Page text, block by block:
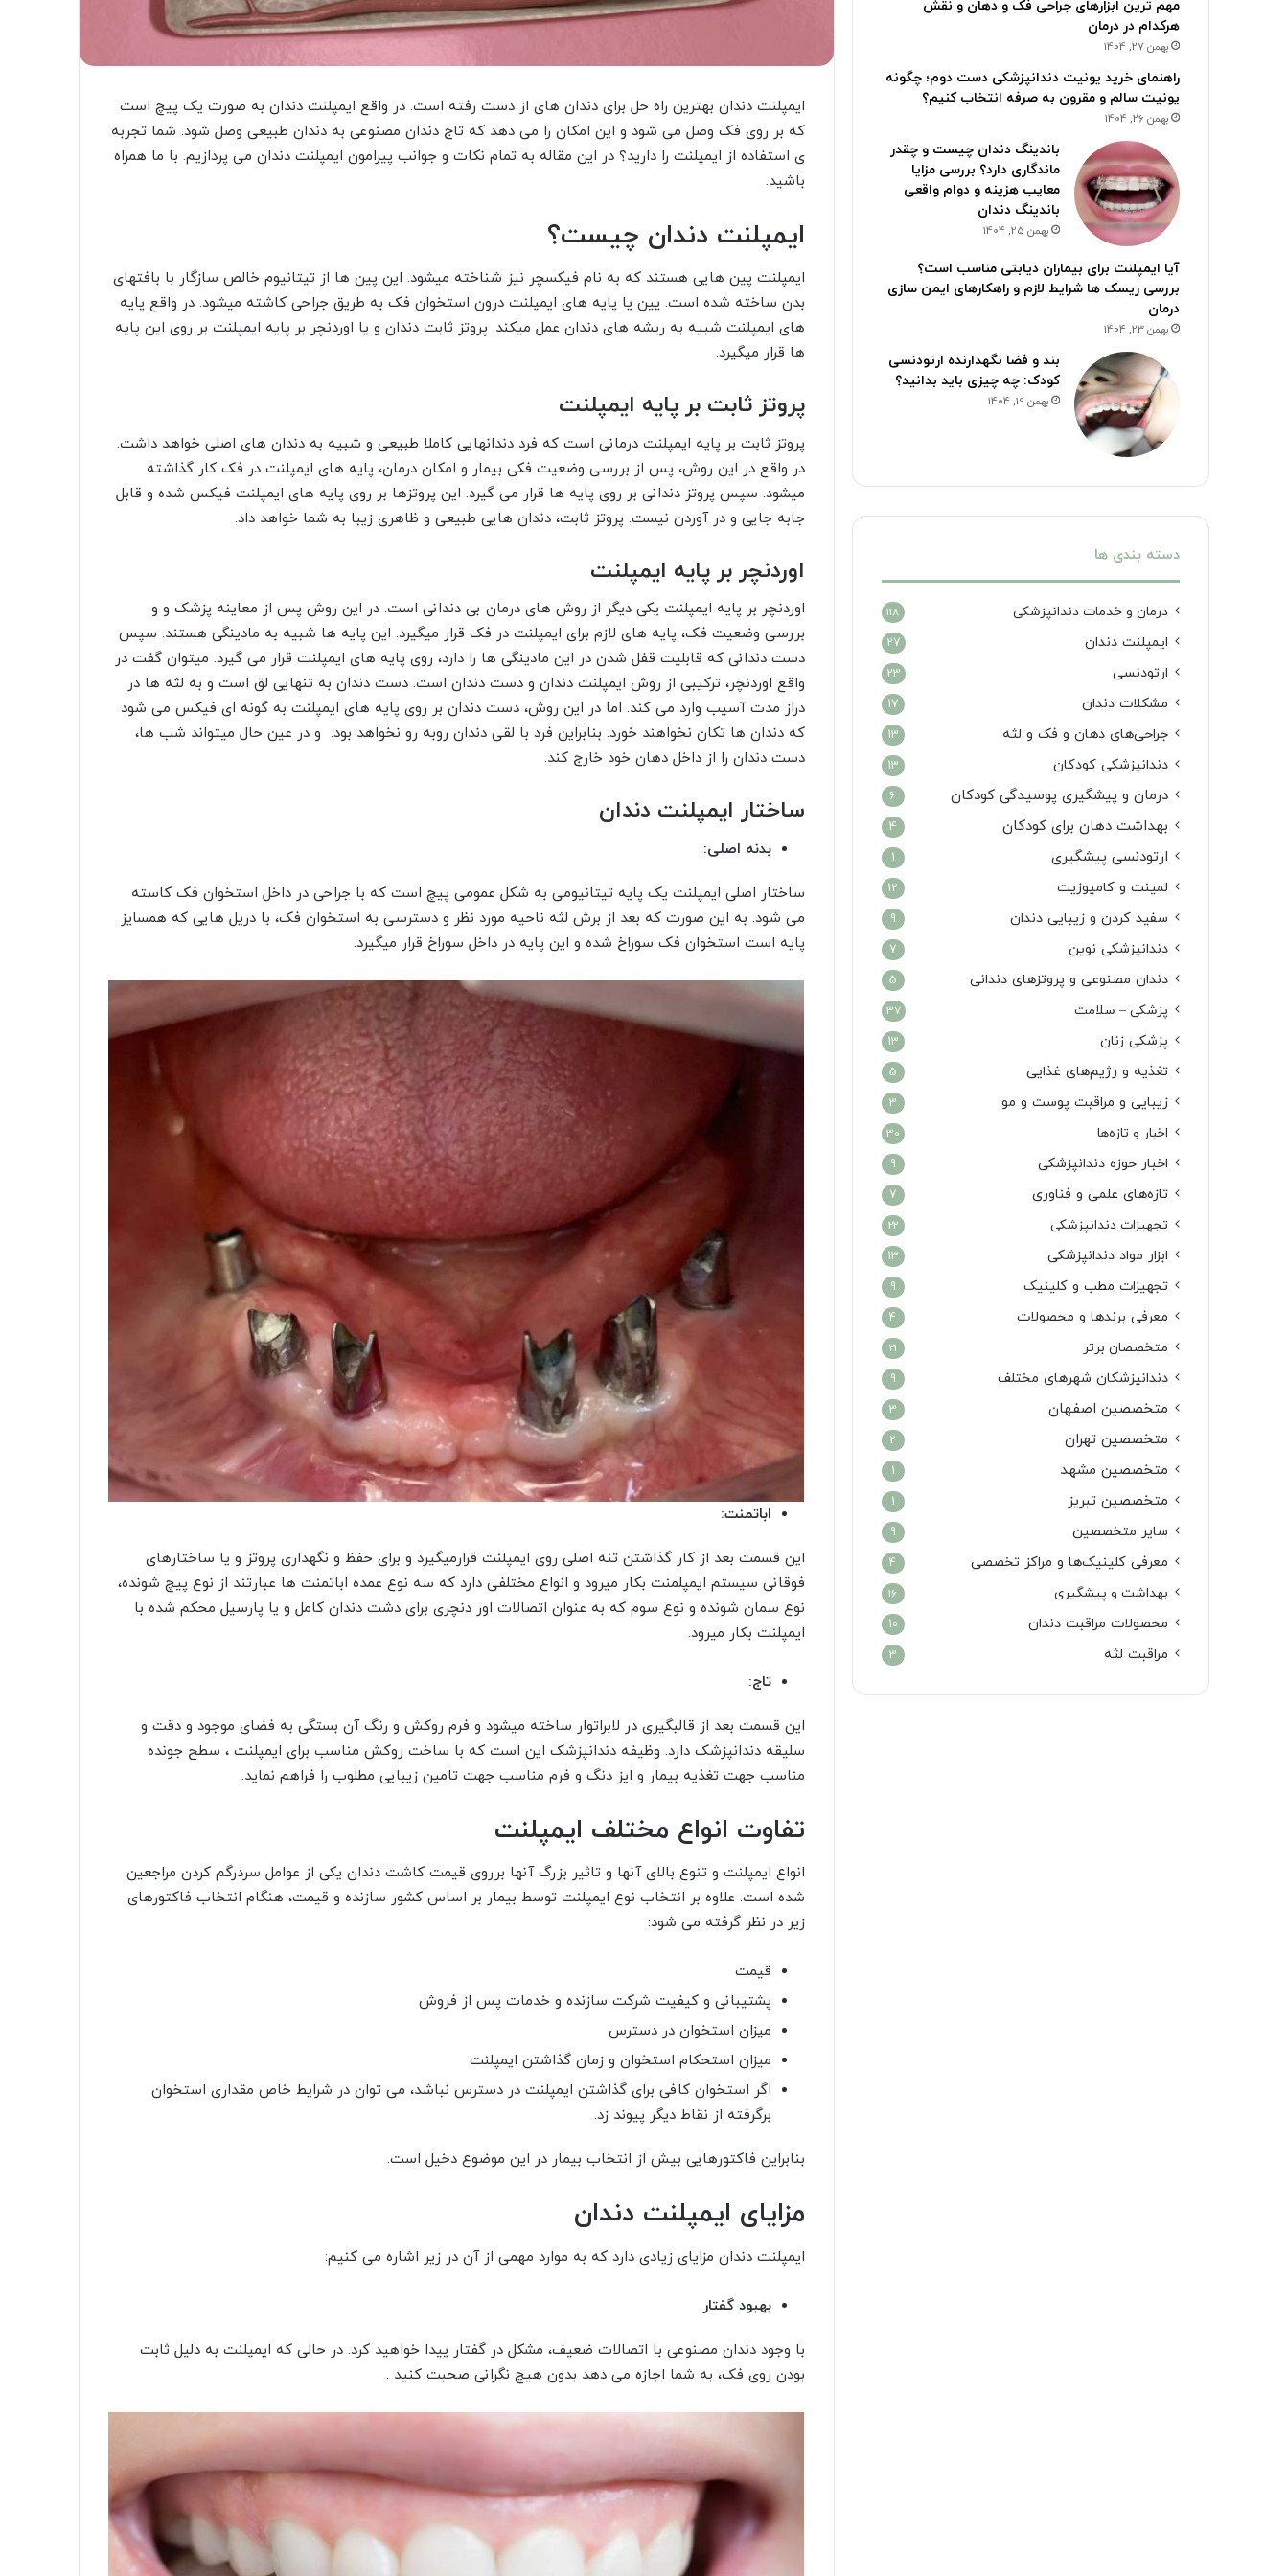
ایمپلنت دندان بهترین راه حل برای دندان های از دست رفته است. در واقع ایمپلنت دندان به صورت یک پیچ است
که بر روی فک وصل می شود و این امکان را می دهد که تاج دندان مصنوعی به دندان طبیعی وصل شود. شما تجربه
ی استفاده از ایمپلنت را دارید؟ در این مقاله به تمام نکات و جوانب پیرامون ایمپلنت دندان می پردازیم. با ما همراه
باشید.
ایمپلنت دندان چیست؟
ایمپلنت پین هایی هستند که به نام فیکسچر نیز شناخته میشود. این پین ها از تیتانیوم خالص سازگار با بافتهای
بدن ساخته شده است. پین یا پایه های ایمپلنت درون استخوان فک به طریق جراحی کاشته میشود. در واقع پایه
های ایمپلنت شبیه به ریشه های دندان عمل میکند. پروتز ثابت دندان و یا اوردنچر بر پایه ایمپلنت بر روی این پایه
ها قرار می­گیرد.
پروتز ثابت بر پایه ایمپلنت
پروتز ثابت بر پایه ایمپلنت درمانی است که فرد دندانهایی کاملا طبیعی و شبیه به دندان های اصلی خواهد داشت.
در واقع در این روش، پس از بررسی وضعیت فکی بیمار و امکان درمان، پایه های ایمپلنت در فک کار گذاشته
میشود. سپس پروتز دندانی بر روی پایه ها قرار می گیرد. این پروتزها بر روی پایه های ایمپلنت فیکس شده و قابل
جابه جایی و در آوردن نیست. پروتز ثابت، دندان هایی طبیعی و ظاهری زیبا به شما خواهد داد.
اوردنچر بر پایه ایمپلنت
اوردنچر بر پایه ایمپلنت یکی دیگر از روش های درمان بی دندانی است. در این روش پس از معاینه پزشک و و
بررسی وضعیت فک، پایه های لازم برای ایمپلنت در فک قرار میگیرد. این پایه ها شبیه به مادینگی هستند. سپس
دست دندانی که قابلیت قفل شدن در این مادینگی ها را دارد، روی پایه های ایمپلنت قرار می گیرد. میتوان گفت در
واقع اوردنچر، ترکیبی از روش ایمپلنت دندان و دست دندان است. دست دندان به تنهایی لق است و به لثه ها در
دراز مدت آسیب وارد می کند. اما در این روش، دست دندان بر روی پایه های ایمپلنت به گونه ای فیکس می شود
که دندان ها تکان نخواهند خورد. بنابراین فرد با لقی دندان روبه رو نخواهد بود. و در عین حال میتواند شب ها،
دست دندان را از داخل دهان خود خارج کند.
ساختار ایمپلنت دندان
بدنه اصلی:
ساختار اصلی ایمپلنت یک پایه تیتانیومی به شکل عمومی پیچ است که با جراحی در داخل استخوان فک کاسته
می شود. به این صورت که بعد از برش لثه ناحیه مورد نظر و دسترسی به استخوان فک، با دریل هایی که همسایز
پایه است استخوان فک سوراخ شده و این پایه در داخل سوراخ قرار میگیرد.
اباتمنت:
این قسمت بعد از کار گذاشتن تنه اصلی روی ایمپلنت قرارمیگیرد و برای حفظ و نگهداری پروتز و یا ساختارهای
فوقانی سیستم ایمپلمنت بکار میرود و انواع مختلفی دارد که سه نوع عمده اباتمنت ها عبارتند از نوع پیچ شونده،
نوع سمان شونده و نوع سوم که به عنوان اتصالات اور دنچری برای دشت دندان کامل و یا پارسیل محکم شده با
ایمپلنت بکار میرود.
تاج:
این قسمت بعد از قالبگیری در لابراتوار ساخته میشود و فرم روکش و رنگ آن بستگی به فضای موجود و دقت و
سلیقه دندانپزشک دارد. وظیفه دندانپزشک این است که با ساخت روکش مناسب برای ایمپلنت ، سطح جونده
مناسب جهت تغذیه بیمار و ایز دنگ و فرم مناسب جهت تامین زیبایی مطلوب را فراهم نماید.
تفاوت انواع مختلف ایمپلنت
انواع ایمپلنت و تنوع بالای آنها و تاثیر بزرگ آنها برروی قیمت کاشت دندان یکی از عوامل سردرگم کردن مراجعین
شده است. علاوه بر انتخاب نوع ایمپلنت توسط بیمار بر اساس کشور سازنده و قیمت، هنگام انتخاب فاکتورهای
زیر در نظر گرفته می شود:
قیمت
پشتیبانی و کیفیت شرکت سازنده و خدمات پس از فروش
میزان استخوان در دسترس
میزان استحکام استخوان و زمان گذاشتن ایمپلنت
اگر استخوان کافی برای گذاشتن ایمپلنت در دسترس نباشد، می توان در شرایط خاص مقداری استخوان
برگرفته از نقاط دیگر پیوند زد.
بنابراین فاکتورهایی بیش از انتخاب بیمار در این موضوع دخیل است.
مزایای ایمپلنت دندان
ایمپلنت دندان مزایای زیادی دارد که به موارد مهمی از آن در زیر اشاره می کنیم:
بهبود گفتار
با وجود دندان مصنوعی با اتصالات ضعیف، مشکل در گفتار پیدا خواهید کرد. در حالی که ایمپلنت به دلیل ثابت
بودن روی فک، به شما اجازه می دهد بدون هیچ نگرانی صحبت کنید .
مهم ترین ابزارهای جراحی فک و دهان و نقش
هرکدام در درمان
بهمن 27, 1404
راهنمای خرید یونیت دندانپزشکی دست دوم؛ چگونه
یونیت سالم و مقرون به صرفه انتخاب کنیم؟
بهمن 26, 1404
باندینگ دندان چیست و چقدر
ماندگاری دارد؟ بررسی مزایا
معایب هزینه و دوام واقعی
باندینگ دندان
بهمن 25, 1404
آیا ایمپلنت برای بیماران دیابتی مناسب است؟
بررسی ریسک ها شرایط لازم و راهکارهای ایمن سازی
درمان
بهمن 23, 1404
بند و فضا نگهدارنده ارتودنسی
کودک: چه چیزی باید بدانید؟
بهمن 19, 1404
دسته بندی ها
درمان‌ و خدمات دندانپزشکی 118
ایمپلنت دندان 27
ارتودنسی 23
مشکلات دندان 17
جراحی‌های دهان و فک و لثه 13
دندانپزشکی کودکان 13
درمان و پیشگیری پوسیدگی کودکان 6
بهداشت دهان برای کودکان 4
ارتودنسی پیشگیری 1
لمینت و کامپوزیت 12
سفید کردن و زیبایی دندان 9
دندانپزشکی نوین 7
دندان مصنوعی و پروتزهای دندانی 5
پزشکی – سلامت 37
پزشکی زنان 13
تغذیه و رژیم‌های غذایی 5
زیبایی و مراقبت پوست و مو 3
اخبار و تازه‌ها 30
اخبار حوزه دندانپزشکی 9
تازه‌های علمی و فناوری 7
تجهیزات دندانپزشکی 22
ابزار مواد دندانپزشکی 13
تجهیزات مطب و کلینیک 9
معرفی برندها و محصولات 4
متخصصان برتر 21
دندانپزشکان شهرهای مختلف 9
متخصصین اصفهان 3
متخصصین تهران 2
متخصصین مشهد 1
متخصصین تبریز 1
سایر متخصصین 9
معرفی کلینیک‌ها و مراکز تخصصی 4
بهداشت و پیشگیری 16
محصولات مراقبت دندان 10
مراقبت لثه 3